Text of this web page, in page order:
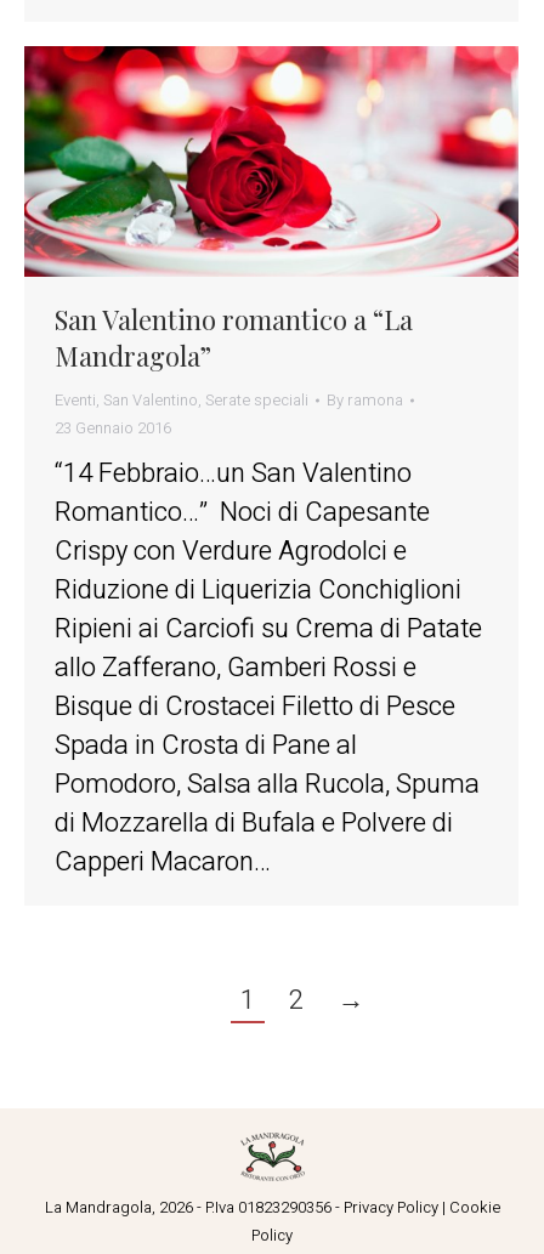
San Valentino romantico a “La
Mandragola”
Eventi, San Valentino, Serate speciali By ramona
23 Gennaio 2016
“14 Febbraio…un San Valentino
Romantico…” Noci di Capesante
Crispy con Verdure Agrodolci e
Riduzione di Liquerizia Conchiglioni
Ripieni ai Carciofi su Crema di Patate
allo Zafferano, Gamberi Rossi e
Bisque di Crostacei Filetto di Pesce
Spada in Crosta di Pane al
Pomodoro, Salsa alla Rucola, Spuma
di Mozzarella di Bufala e Polvere di
Capperi Macaron…
1 2 →
La Mandragola, 2026- P.Iva 01823290356 - Privacy Policy| Cookie
Policy